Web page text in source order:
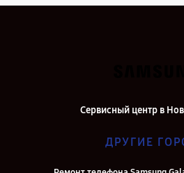
Сервисный центр в
ДРУГИЕ